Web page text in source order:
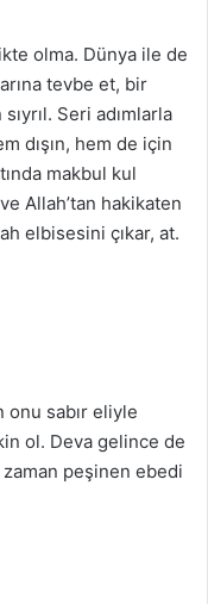
olma. Dünya ile de
tevbe et, bir
Seri adımlarla
dışın, hem de için
makbul kul
Allah’tan hakikaten
elbisesini çıkar, at.
sabır eliyle
ol. Deva gelince de
peşinen ebedi